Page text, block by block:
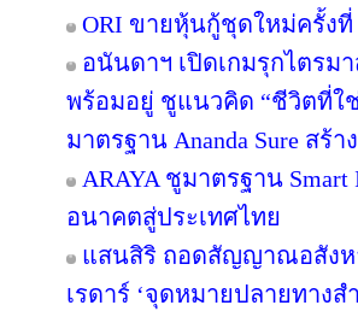
ORI ขายหุ้นกู้ชุดใหม่ครั้งที่
อนันดาฯ เปิดเกมรุกไตรมา
พร้อมอยู่ ชูแนวคิด “ชีวิตที่ใ
มาตรฐาน Ananda Sure สร้
ARAYA ชูมาตรฐาน
อนาคตสู่ประเทศไทย
แสนสิริ ถอดสัญญาณอสังห
เรดาร์ ‘จุดหมายปลายทาง